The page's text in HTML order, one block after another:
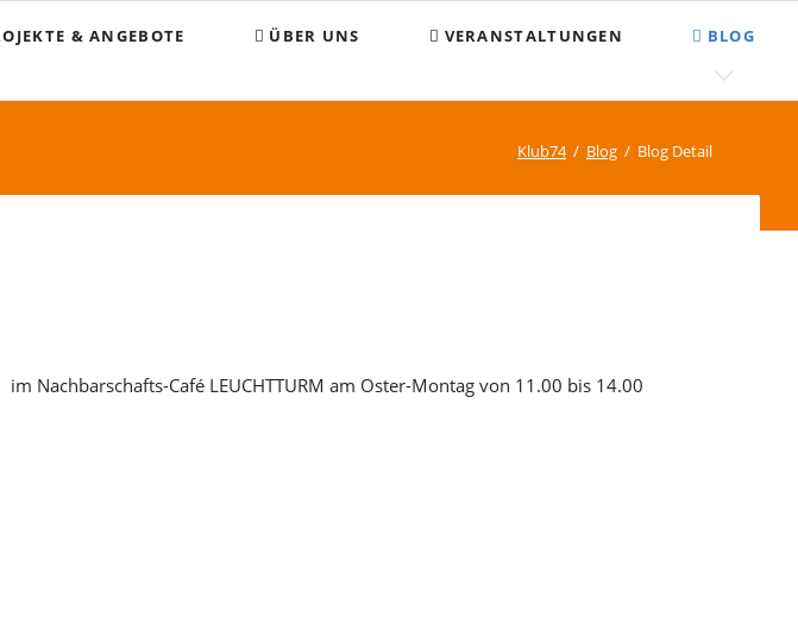
& ANGEBOTE ÜBER UNS VERANSTALTUNGEN BLOG
Suchen und Finden
Klub74 Blog Blog Detail
im Nachbarschafts-Café LEUCHTTURM am Oster-Montag von 11.00 bis 14.00